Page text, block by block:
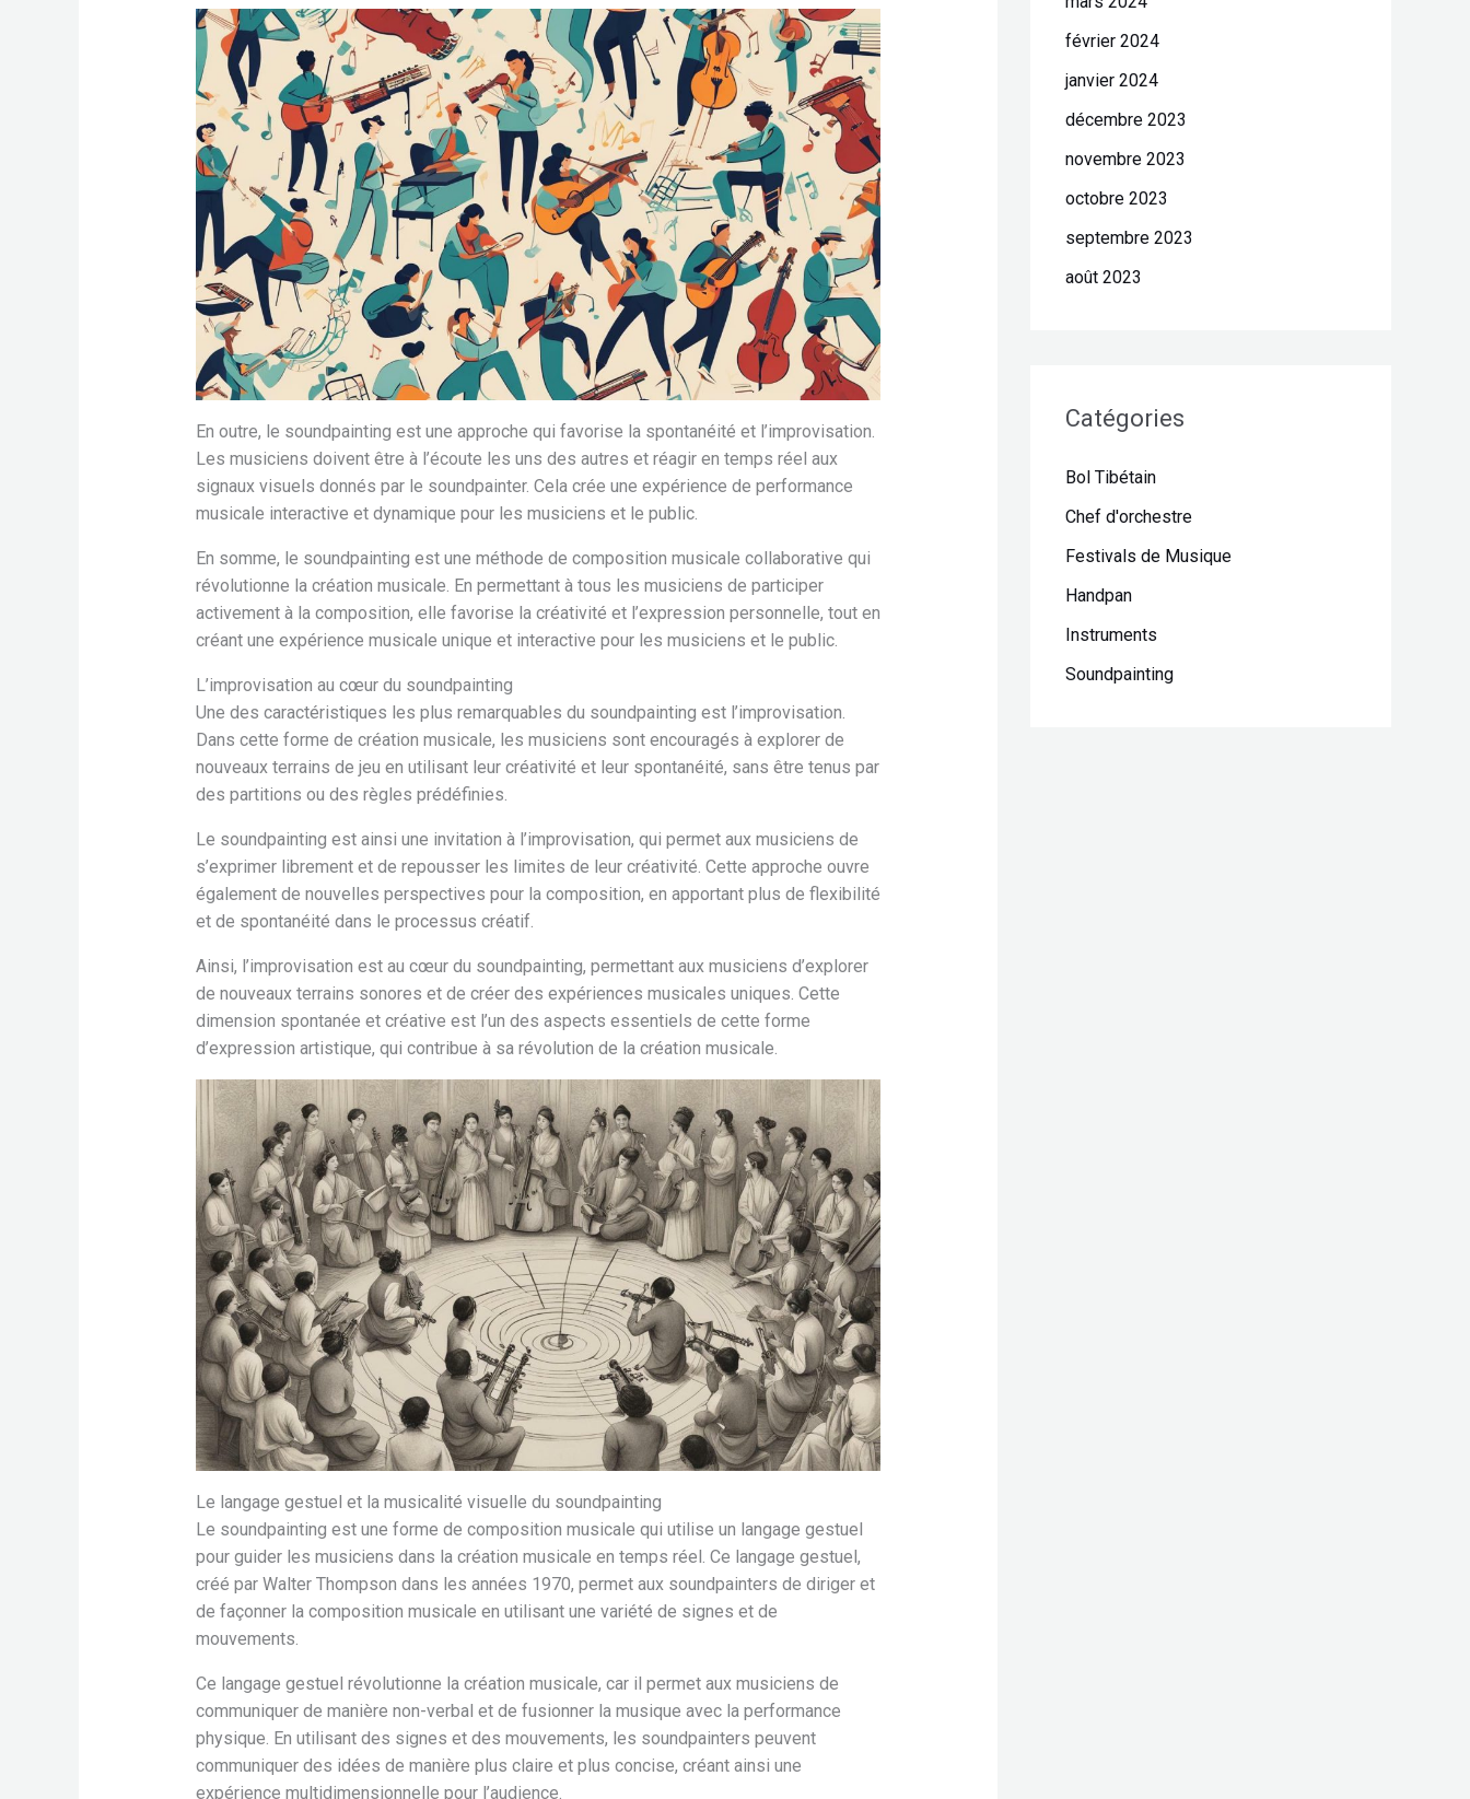
En outre, le soundpainting est une approche qui favorise la spontanéité et l’improvisation.
Les musiciens doivent être à l’écoute les uns des autres et réagir en temps réel aux
signaux visuels donnés par le soundpainter. Cela crée une expérience de performance
musicale interactive et dynamique pour les musiciens et le public.
En somme, le soundpainting est une méthode de composition musicale collaborative qui
révolutionne la création musicale. En permettant à tous les musiciens de participer
activement à la composition, elle favorise la créativité et l’expression personnelle, tout en
créant une expérience musicale unique et interactive pour les musiciens et le public.
L’improvisation au cœur du soundpainting
Une des caractéristiques les plus remarquables du soundpainting est l’improvisation.
Dans cette forme de création musicale, les musiciens sont encouragés à explorer de
nouveaux terrains de jeu en utilisant leur créativité et leur spontanéité, sans être tenus par
des partitions ou des règles prédéfinies.
Le soundpainting est ainsi une invitation à l’improvisation, qui permet aux musiciens de
s’exprimer librement et de repousser les limites de leur créativité. Cette approche ouvre
également de nouvelles perspectives pour la composition, en apportant plus de flexibilité
et de spontanéité dans le processus créatif.
Ainsi, l’improvisation est au cœur du soundpainting, permettant aux musiciens d’explorer
de nouveaux terrains sonores et de créer des expériences musicales uniques. Cette
dimension spontanée et créative est l’un des aspects essentiels de cette forme
d’expression artistique, qui contribue à sa révolution de la création musicale.
Le langage gestuel et la musicalité visuelle du soundpainting
Le soundpainting est une forme de composition musicale qui utilise un langage gestuel
pour guider les musiciens dans la création musicale en temps réel. Ce langage gestuel,
créé par Walter Thompson dans les années 1970, permet aux soundpainters de diriger et
de façonner la composition musicale en utilisant une variété de signes et de
mouvements.
Ce langage gestuel révolutionne la création musicale, car il permet aux musiciens de
communiquer de manière non-verbal et de fusionner la musique avec la performance
physique. En utilisant des signes et des mouvements, les soundpainters peuvent
communiquer des idées de manière plus claire et plus concise, créant ainsi une
expérience multidimensionnelle pour l’audience.
février 2024
janvier 2024
décembre 2023
novembre 2023
octobre 2023
septembre 2023
août 2023
Catégories
Bol Tibétain
Chef d'orchestre
Festivals de Musique
Handpan
Instruments
Soundpainting